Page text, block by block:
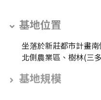
基地位置
坐落於新莊都市計畫
北側農業區、樹林(三
基地規模